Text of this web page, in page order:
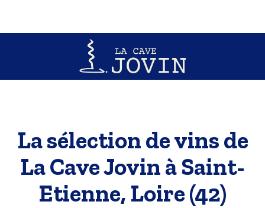
La sélection de vins de
La Cave Jovin à Saint-
Etienne, Loire (42)